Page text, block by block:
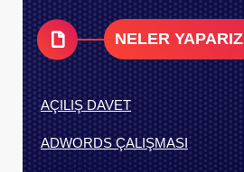
NELER YAPARIZ
AÇILIŞ DAVET
ADWORDS ÇALIŞMASI